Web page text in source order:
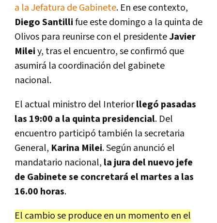
a la Jefatura de Gabinete. En ese contexto,
Diego Santillifue este domingo a la quinta de
Olivos para reunirse con el presidenteJavier
Mileiy, tras el encuentro, se confirmó que
asumirá la coordinación del gabinete
nacional.
El actual ministro del Interiorllegó pasadas
las 19:00 a la quinta presidencial. Del
encuentro participó también la secretaria
General, Karina Milei. Según anunció el
mandatario nacional, la jura del nuevo jefe
de Gabinete se concretará el martes a las
16.00 horas.
El cambio se produce en un momento en el